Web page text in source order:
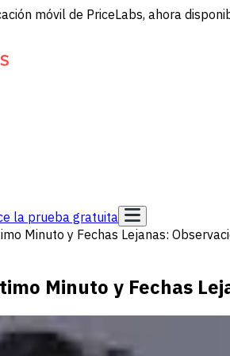
móvil de PriceLabs, ahora
la prueba gratuita
Minuto y Fechas Lejanas:
Minuto y Fechas